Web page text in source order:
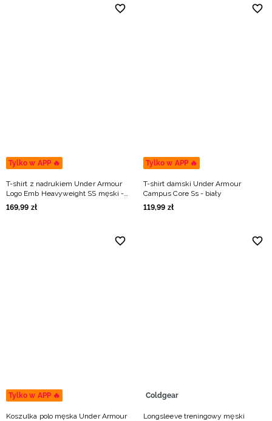
Tylko w APP 🔥
T-shirt z nadrukiem Under Armour
Logo Emb Heavyweight SS męski -
biały
169,99 zł
Tylko w APP 🔥
T-shirt damski Under Armour
Campus Core Ss - biały
119,99 zł
Tylko w APP 🔥
Koszulka polo męska Under Armour
Coldgear
Longsleeve treningowy męski